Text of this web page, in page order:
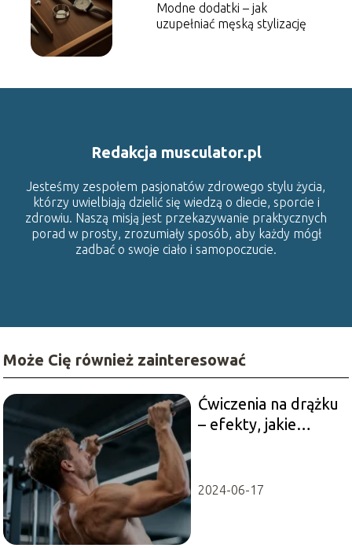
Modne dodatki – jak
uzupełniać męską stylizację
Redakcja musculator.pl
Jesteśmy zespołem pasjonatów zdrowego stylu życia,
którzy uwielbiają dzielić się wiedzą o diecie, sporcie i
zdrowiu. Naszą misją jest przekazywanie praktycznych
porad w prosty, zrozumiały sposób, aby każdy mógł
zadbać o swoje ciało i samopoczucie.
Może Cię również zainteresować
Ćwiczenia na drążku
– efekty, jakie
2024-06-17